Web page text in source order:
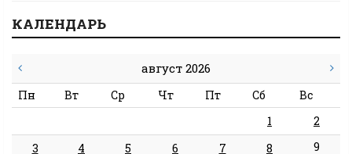
КАЛЕНДАРЬ
август 2026
Пн Вт Ср Чт Пт Сб
Вс
1
2
3
4 5 6 7 8
9